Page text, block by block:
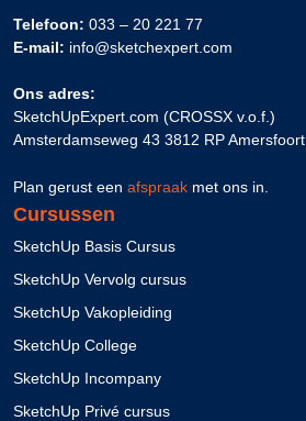
Telefoon: 033 – 20 221 77
E-mail: info@sketchexpert.com
Ons adres:
SketchUpExpert.com (CROSSX v.o.f.)
Amsterdamseweg 43 3812 RP Amersfoort
Plan gerust een afspraak met ons in.
Cursussen
SketchUp Basis Cursus
SketchUp Vervolg cursus
SketchUp Vakopleiding
SketchUp College
SketchUp Incompany
SketchUp Privé cursus